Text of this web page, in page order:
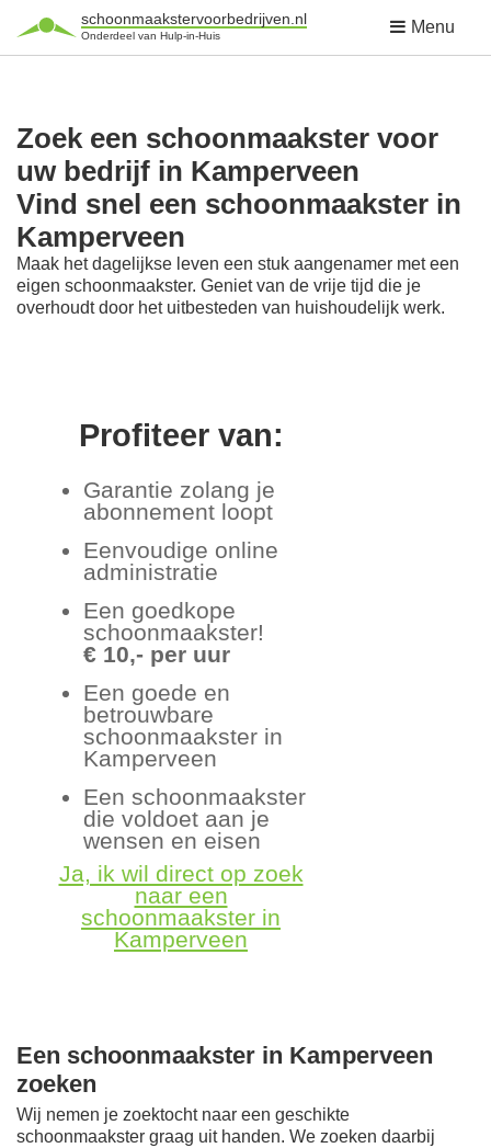
schoonmaakstervoorbedrijven.nl
Onderdeel van Hulp-in-Huis Menu
Zoek een schoonmaakster voor
uw bedrijf in Kamperveen
Vind snel een schoonmaakster in
Kamperveen
Maak het dagelijkse leven een stuk aangenamer met een
eigen schoonmaakster. Geniet van de vrije tijd die je
overhoudt door het uitbesteden van huishoudelijk werk.
Profiteer van:
Garantie zolang je
abonnement loopt
Eenvoudige online
administratie
Een goedkope
schoonmaakster!
€ 10,- per uur
Een goede en
betrouwbare
schoonmaakster in
Kamperveen
Een schoonmaakster
die voldoet aan je
wensen en eisen
Ja, ik wil direct op zoek
naar een
schoonmaakster in
Kamperveen
Een schoonmaakster in Kamperveen
zoeken
Wij nemen je zoektocht naar een geschikte
schoonmaakster graag uit handen. We zoeken daarbij